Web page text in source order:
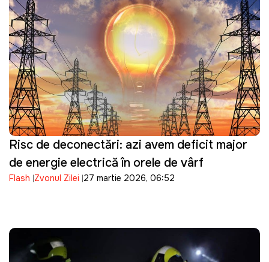
Risc de deconectări: azi avem deficit major
de energie electrică în orele de vârf
Flash Zvonul Zilei 27 martie 2026, 06:52